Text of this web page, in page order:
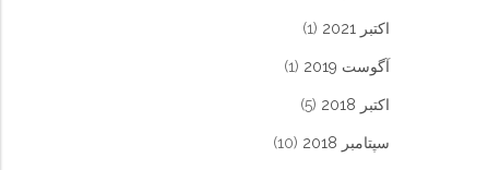
اکتبر 2021 (1)
آگوست 2019 (1)
اکتبر 2018 (5)
سپتامبر 2018 (10)